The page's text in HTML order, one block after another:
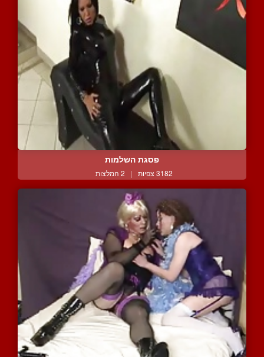
פסגת השלמות
3182 צפיות | 2 המלצות